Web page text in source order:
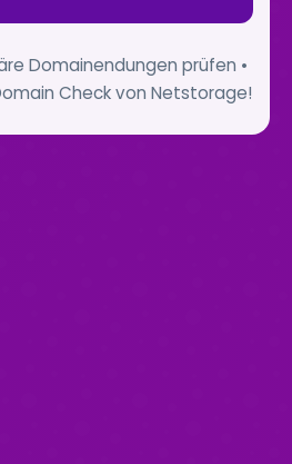
Domainendungen prüfen •
Check von Netstorage!